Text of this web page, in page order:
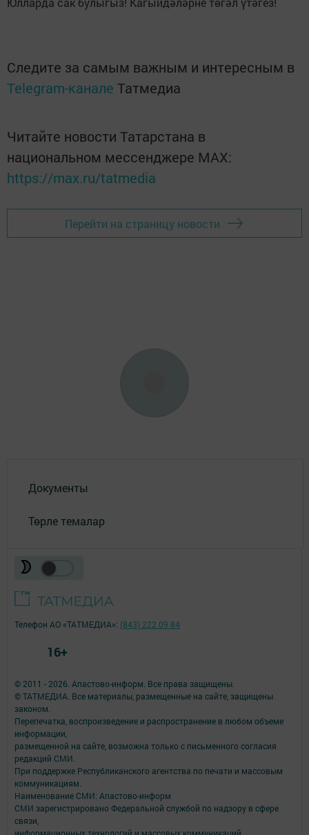
Следите за самым важным и интересным в
Telegram-канале Татмедиа
Читайте новости Татарстана в
национальном мессенджере MАХ:
https://max.ru/tatmedia
Перейти на страницу новости
Документы
Төрле темалар
© 2011 - 2026. Апастово-информ. Все права защищены.
© ТАТМЕДИА. Все материалы, размещенные на сайте, защищены
законом.
Перепечатка, воспроизведение и распространение в любом объеме
информации,
размещенной на сайте, возможна только с письменного согласия
редакций СМИ.
При поддержке Республиканского агентства по печати и массовым
коммуникациям.
Наименование СМИ: Апастово-информ
СМИ зарегистрировано Федеральной службой по надзору в сфере
связи,
Телефон АО «ТАТМЕДИА»: (843) 222 09 84
16+